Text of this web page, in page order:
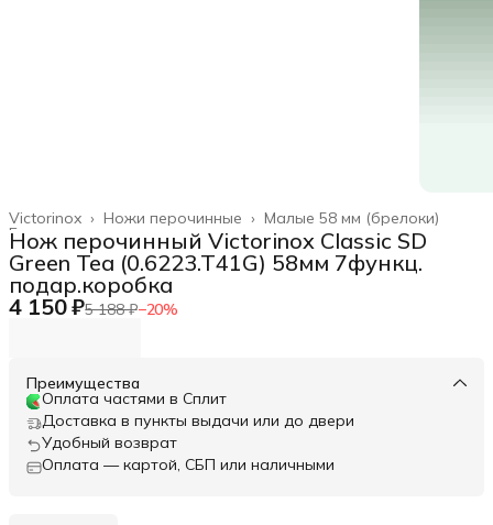
Малые 58 мм (брелоки)
Ножи перочинные ›
Victorinox ›
Главная ›
Нож перочинный Victorinox Classic SD
Green Tea (0.6223.T41G) 58мм 7функц.
подар.коробка
4 150 ₽5 188 ₽−20%
Преимущества
Оплата частями в Сплит
Доставка в пункты выдачи или до двери
Удобный возврат
Оплата — картой, СБП или наличными